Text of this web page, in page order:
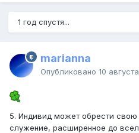
1 год спустя...
marianna
Опубликовано 10
5. Индивид может обрести свою
служение, расширенное до